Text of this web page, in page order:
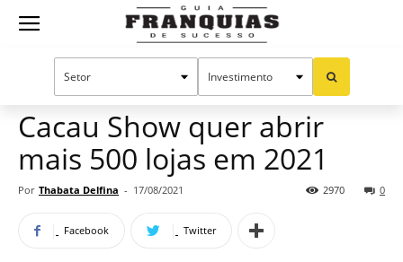
Guia
Mercado de franquias
Cacau Show quer abrir
mais 500 lojas em 2021
Por Thabata Delfina - 17/08/2021 0
2970
Facebook Twitter